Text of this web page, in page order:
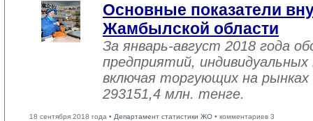
Основные показатели
Жамбылской области
За январь-август 2018 года
предприятий,
включая торгующих на рынках
293151,4 млн. тенге.
18 сентября 2018 года • Департамент статистики ЖО • комментариев 3